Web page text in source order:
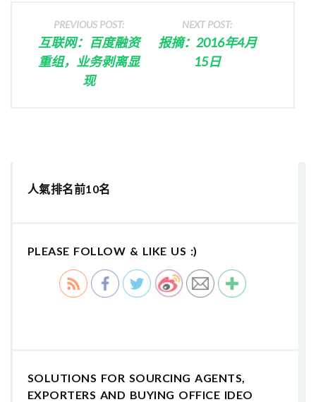
PREVIOUS POST:
互联网：百度融资
重组，业务剥离显
现
NEXT POST:
报摘：2016年4月
15日
人氣排名前10名
PLEASE FOLLOW & LIKE US :)
SOLUTIONS FOR SOURCING AGENTS,
EXPORTERS AND BUYING OFFICE IDEO